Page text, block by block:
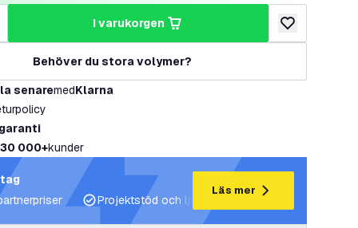
antal i varukorgen
lägg till i
Behöver du stora volymer?
senaremedKlarna
30 000+kunder
Projektstöd och ljusplaner
Läs mer